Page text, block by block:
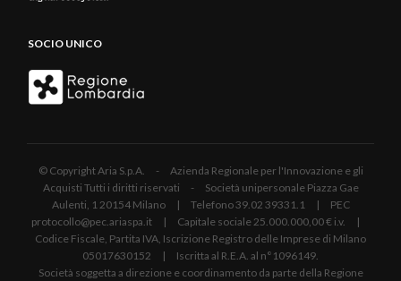
SOCIO UNICO
© Copyright Aria S.p.A. - Azienda Regionale per l'Innovazione e gli
Acquisti Tutti i diritti riservati - Società unipersonale Piazza Gae
Aulenti, 1 20154 Milano | Telefono 39.02 39331.1 | PEC
protocollo@pec.ariaspa.it | Capitale sociale 25.000.000,00 € i.v. |
Codice Fiscale, Partita IVA, Iscrizione Registro delle Imprese di Milano
05017630152 | Iscritta al R.E.A. al n°1096149.
Società soggetta a direzione e coordinamento da parte della Regione